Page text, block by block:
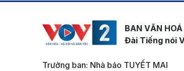
BAN VĂN
Đài Tiếng nói
Trưởng ban: Nhà báo TUYẾT MAI